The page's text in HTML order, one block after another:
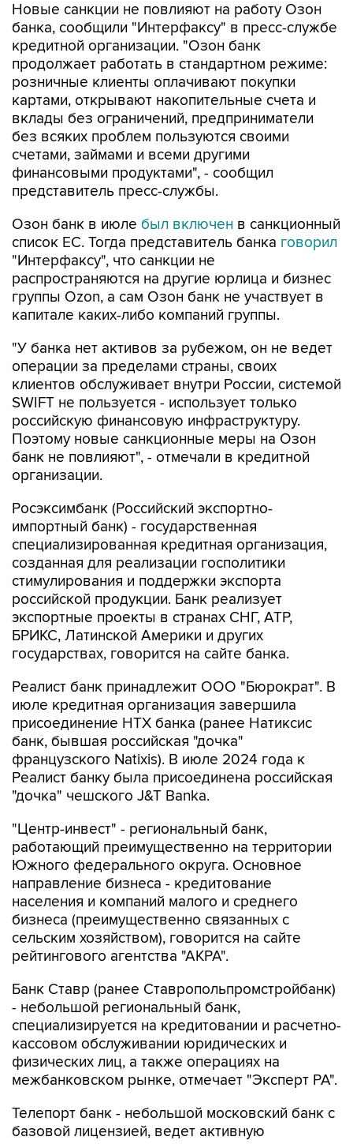
Новые санкции не повлияют на работу Озон
банка, сообщили "Интерфаксу" в пресс-службе
кредитной организации. "Озон банк
продолжает работать в стандартном режиме:
розничные клиенты оплачивают покупки
картами, открывают накопительные счета и
вклады без ограничений, предприниматели
без всяких проблем пользуются своими
счетами, займами и всеми другими
финансовыми продуктами", - сообщил
представитель пресс-службы.
Озон банк в июле был включен в санкционный
список ЕС. Тогда представитель банка говорил
"Интерфаксу", что санкции не
распространяются на другие юрлица и бизнес
группы Ozon, а сам Озон банк не участвует в
капитале каких-либо компаний группы.
"У банка нет активов за рубежом, он не ведет
операции за пределами страны, своих
клиентов обслуживает внутри России, системой
SWIFT не пользуется - использует только
российскую финансовую инфраструктуру.
Поэтому новые санкционные меры на Озон
банк не повлияют", - отмечали в кредитной
организации.
Росэксимбанк (Российский экспортно-
импортный банк) - государственная
специализированная кредитная организация,
созданная для реализации госполитики
стимулирования и поддержки экспорта
российской продукции. Банк реализует
экспортные проекты в странах СНГ, АТР,
БРИКС, Латинской Америки и других
государствах, говорится на сайте банка.
Реалист банк принадлежит ООО "Бюрократ". В
июле кредитная организация завершила
присоединение НТХ банка (ранее Натиксис
банк, бывшая российская "дочка"
французского Natixis). В июле 2024 года к
Реалист банку была присоединена российская
"дочка" чешского J&T Banka.
"Центр-инвест" - региональный банк,
работающий преимущественно на территории
Южного федерального округа. Основное
направление бизнеса - кредитование
населения и компаний малого и среднего
бизнеса (преимущественно связанных с
сельским хозяйством), говорится на сайте
рейтингового агентства "АКРА".
Банк Ставр (ранее Ставропольпромстройбанк)
- небольшой региональный банк,
специализируется на кредитовании и расчетно-
кассовом обслуживании юридических и
физических лиц, а также операциях на
межбанковском рынке, отмечает "Эксперт РА".
Телепорт банк - небольшой московский банк с
базовой лицензией, ведет активную